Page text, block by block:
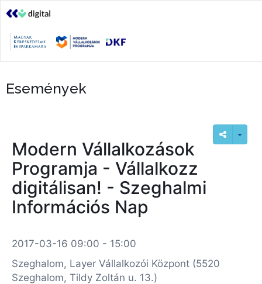
Események
Modern Vállalkozások
Programja - Vállalkozz
digitálisan! - Szeghalmi
Információs Nap
2017-03-16 09:00 - 15:00
Szeghalom, Layer Vállalkozói Központ (5520
Szeghalom, Tildy Zoltán u. 13.)